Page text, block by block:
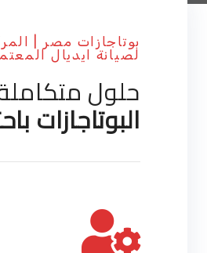
بوتاجازات مصر |
لصيانة ايديال
حلول
البوتاجازات